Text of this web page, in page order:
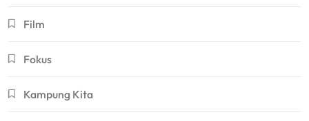
Film
Fokus
Kampung Kita